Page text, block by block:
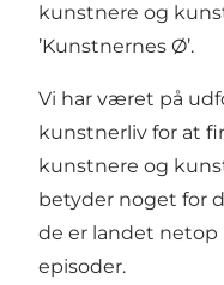
kunstnere og
’Kunstnernes Ø’.
Vi har været på
kunstnerliv for at
kunstnere og
betyder noget for
de er landet netop
episoder.